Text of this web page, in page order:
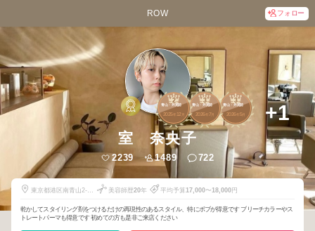
ROW フォロー
2
青山・外苑前
2025年 12月
3
青山・外苑前
2026年 7月
3
青山・外苑前
2026年 5月 +1
室 奈央子
2239 1489 722
東京都港区南青山2-7-
美容師歴20年 平均予算17,000〜18,000円
乾かしてスタイリング剤をつけるだけの再現性のあるスタイル、特にボブが得意です ブリーチカラーやス
トレートパーマも得意です 初めての方も是非ご来店ください